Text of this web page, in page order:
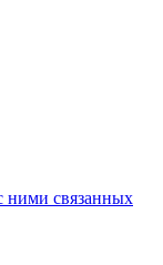
ними связанных